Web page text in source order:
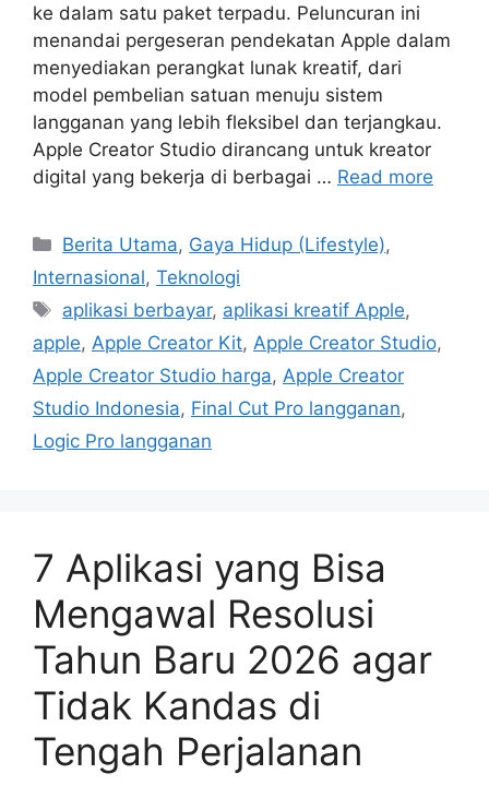
ke dalam satu paket terpadu. Peluncuran ini
menandai pergeseran pendekatan Apple dalam
menyediakan perangkat lunak kreatif, dari
model pembelian satuan menuju sistem
langganan yang lebih fleksibel dan terjangkau.
Apple Creator Studio dirancang untuk kreator
digital yang bekerja di berbagai … Read more
Categories
Berita Utama, Gaya Hidup (Lifestyle),
Internasional, Teknologi
Tags
aplikasi berbayar, aplikasi kreatif Apple,
apple, Apple Creator Kit, Apple Creator Studio,
Apple Creator Studio harga, Apple Creator
Studio Indonesia, Final Cut Pro langganan,
Logic Pro langganan
7 Aplikasi yang Bisa
Mengawal Resolusi
Tahun Baru 2026 agar
Tidak Kandas di
Tengah Perjalanan